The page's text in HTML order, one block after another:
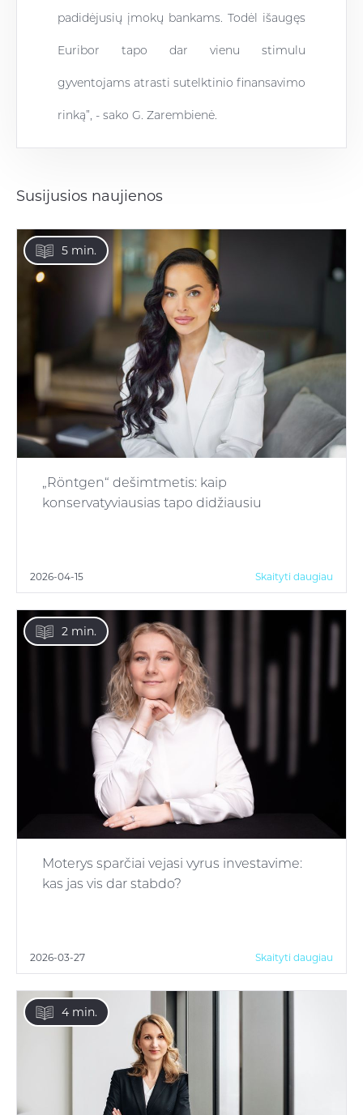
padidėjusių įmokų bankams. Todėl išaugęs
Euribor tapo dar vienu stimulu
gyventojams atrasti sutelktinio finansavimo
rinką”, - sako G. Zarembienė.
Susijusios naujienos
5 min.
„Röntgen“ dešimtmetis: kaip
konservatyviausias tapo didžiausiu
2026-04-15 Skaityti daugiau
2 min.
Moterys sparčiai vejasi vyrus investavime:
kas jas vis dar stabdo?
2026-03-27 Skaityti daugiau
4 min.